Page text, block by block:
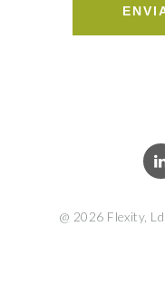
@ 2026 Flexity,